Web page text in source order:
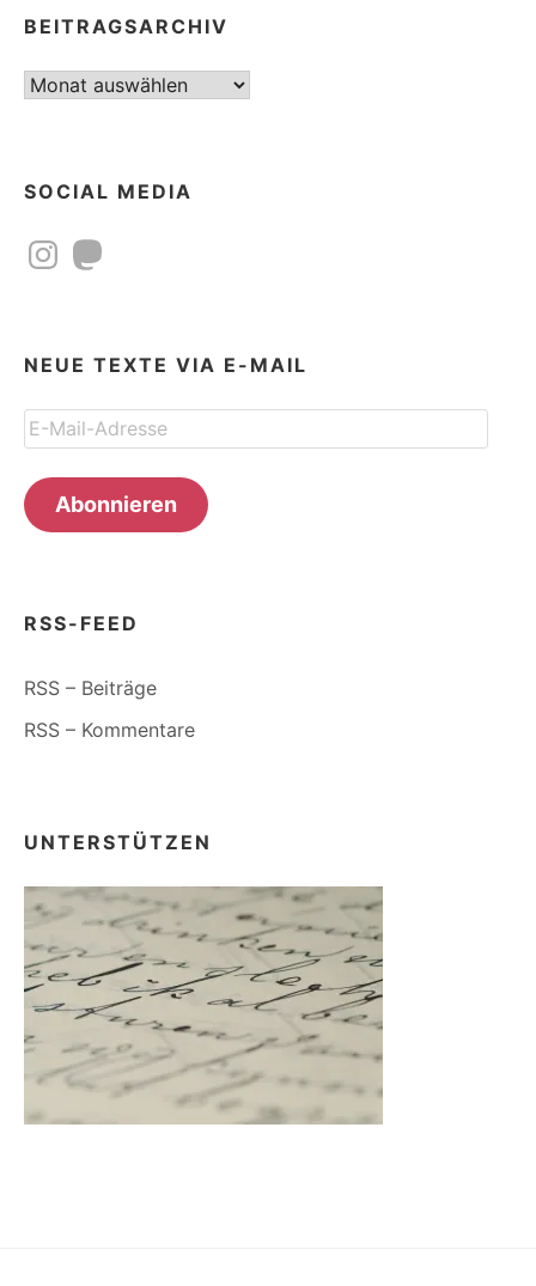
BEITRAGSARCHIV
Beitragsarchiv
SOCIAL MEDIA
InstagramMastodon
NEUE TEXTE VIA E-MAIL
E-
Mail-
Adresse
Abonnieren
RSS-FEED
RSS – Beiträge
RSS – Kommentare
UNTERSTÜTZEN